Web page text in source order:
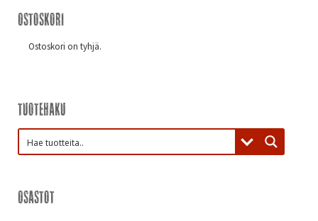
Ostoskori
Ostoskori on tyhjä.
Tuotehaku
Osastot